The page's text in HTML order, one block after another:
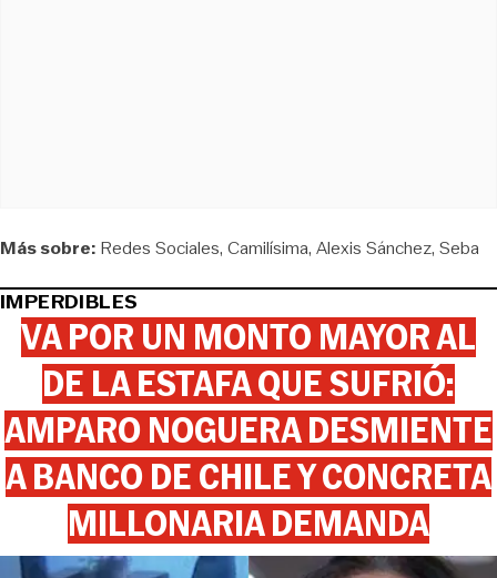
Más sobre: Redes Sociales Camilísima Alexis Sánchez Seba
IMPERDIBLES
VA POR UN MONTO MAYOR AL
DE LA ESTAFA QUE SUFRIÓ:
AMPARO NOGUERA DESMIENTE
A BANCO DE CHILE Y CONCRETA
MILLONARIA DEMANDA